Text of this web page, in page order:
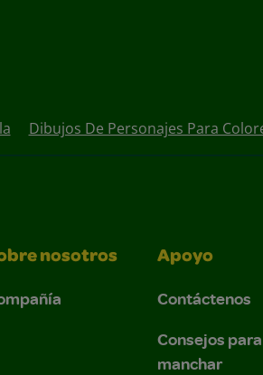
Dibujos De Personajes Para
nosotros Apoyo
Contáctenos
Consejos para
manchar